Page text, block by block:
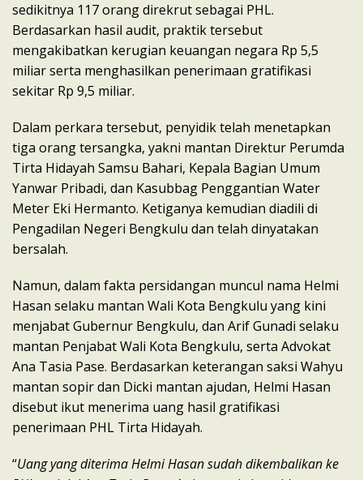
sedikitnya 117 orang direkrut sebagai PHL.
Berdasarkan hasil audit, praktik tersebut
mengakibatkan kerugian keuangan negara Rp 5,5
miliar serta menghasilkan penerimaan gratifikasi
sekitar Rp 9,5 miliar.
Dalam perkara tersebut, penyidik telah menetapkan
tiga orang tersangka, yakni mantan Direktur Perumda
Tirta Hidayah Samsu Bahari, Kepala Bagian Umum
Yanwar Pribadi, dan Kasubbag Penggantian Water
Meter Eki Hermanto. Ketiganya kemudian diadili di
Pengadilan Negeri Bengkulu dan telah dinyatakan
bersalah.
Namun, dalam fakta persidangan muncul nama Helmi
Hasan selaku mantan Wali Kota Bengkulu yang kini
menjabat Gubernur Bengkulu, dan Arif Gunadi selaku
mantan Penjabat Wali Kota Bengkulu, serta Advokat
Ana Tasia Pase. Berdasarkan keterangan saksi Wahyu
mantan sopir dan Dicki mantan ajudan, Helmi Hasan
disebut ikut menerima uang hasil gratifikasi
penerimaan PHL Tirta Hidayah.
“Uang yang diterima Helmi Hasan sudah dikembalikan ke